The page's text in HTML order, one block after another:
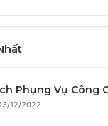
Phụng Vụ Công
12/2022